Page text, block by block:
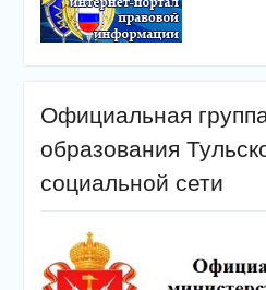
Официальная
образования
социальной сети